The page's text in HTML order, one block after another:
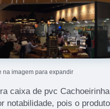
na imagem para expandir
caixa de pvc
notabilidade, pois o